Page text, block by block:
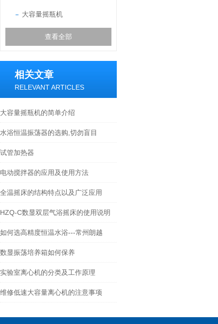
大容量摇瓶机
查看全部
相关文章
RELEVANT ARTICLES
大容量摇瓶机的简单介绍
水浴恒温振荡器的选购,切勿盲目
试管加热器
电动搅拌器的应用及使用方法
全温摇床的结构特点以及广泛应用
HZQ-C数显双层气浴摇床的使用说明
如何选高精度恒温水浴---常州朗越
数显振荡培养箱如何保养
实验室离心机的分类及工作原理
维修低速大容量离心机的注意事项